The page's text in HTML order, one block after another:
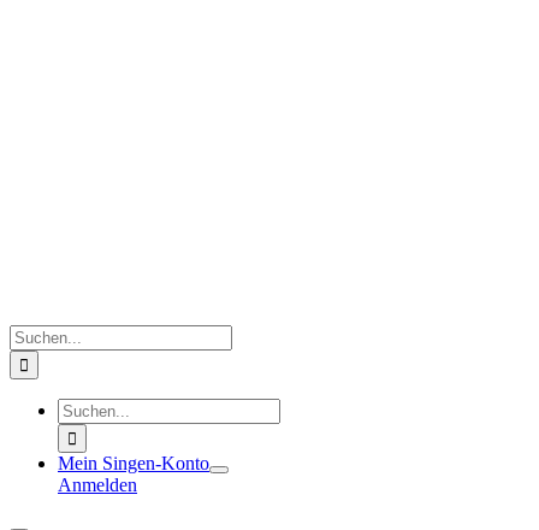
Suche
nach:
Suche
nach:
Mein Singen-Konto
Anmelden